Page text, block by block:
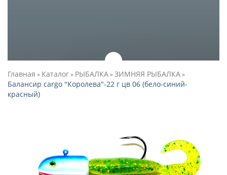
Главная » Каталог» РЫБАЛКА»ЗИМНЯЯ РЫБАЛКА»
Балансир cargo "Королева"-22 г цв 06 (бело-синий-
красный)